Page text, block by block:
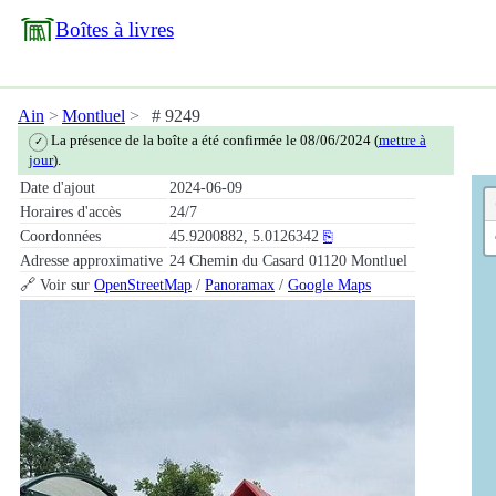
Boîtes à livres
Ain Montluel # 9249
✓ La présence de la boîte a été confirmée le 08/06/2024 (mettre à
jour).
Date d'ajout
2024-06-09
Horaires d'accès
24/7
Coordonnées
45.9200882, 5.0126342 ⎘
Adresse approximative 24 Chemin du Casard 01120 Montluel
🔗 Voir sur OpenStreetMap / Panoramax / Google Maps